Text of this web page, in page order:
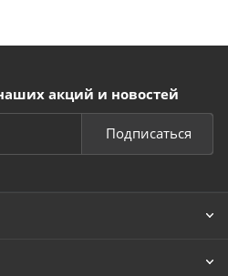
акций и новостей
Подписаться